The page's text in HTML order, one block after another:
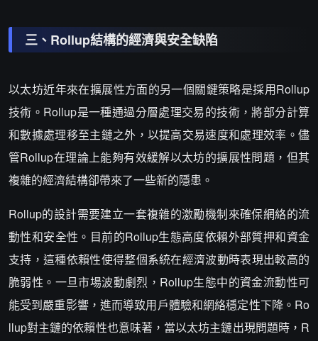
三、Rollup結構的經濟與安全缺陷
以太坊近年來在擴展性方面的另一個關鍵策略是採用Rollup
技術。Rollup是一種通過分層處理交易的技術，將部分計算
和數據處理移至主鏈之外，以提高交易速度和處理效率。儘
管Rollup在理論上能夠有效緩解以太坊的擴展性問題，但其
複雜的經濟結構卻帶來了一些新的隱患。
Rollup的設計需要建立一套複雜的激勵機制來確保網絡的流
動性和安全性。目前的Rollup生態高度依賴外部質押和資金
支持，這種依賴性使得整個系統在經濟波動時表現出較高的
脆弱性。一旦市場波動劇烈，Rollup生態中的資金流動性可
能受到嚴重影響，進而導致用戶體驗和網絡穩定性下降。Ro
llup對主鏈的依賴性也意味著，當以太坊主鏈出現問題時，R